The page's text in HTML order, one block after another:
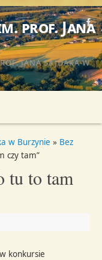
prof. Jana
JANA SAJDAKA W
w Burzynie » Bez
czy tam”
tu to tam
konkursie